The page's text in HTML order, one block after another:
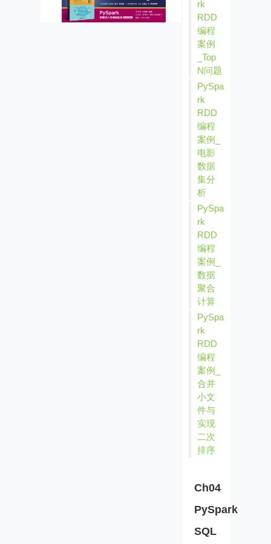
rk
RDD
编程
案例
_Top
N问题
PySpa
rk
RDD
编程
案例_
电影
数据
集分
析
PySpa
rk
RDD
编程
案例_
数据
聚合
计算
PySpa
rk
RDD
编程
案例_
合并
小文
件与
实现
二次
排序
Ch04
PySpark
SQL